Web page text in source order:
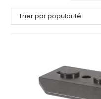
Trier par popularité